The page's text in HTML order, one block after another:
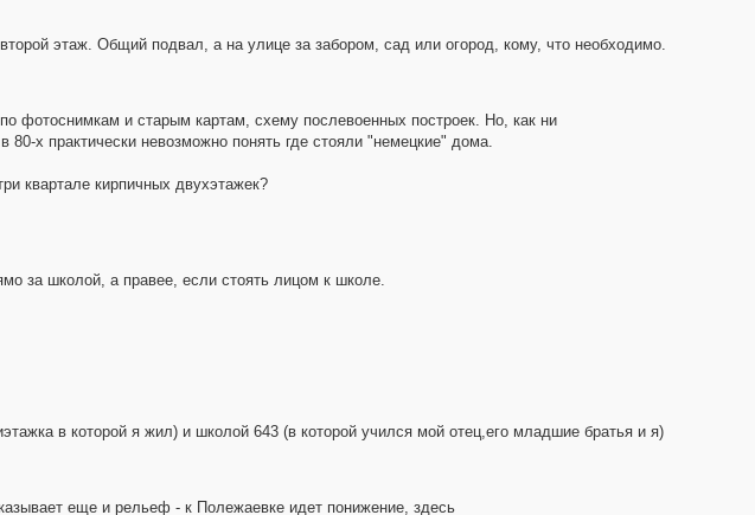
этаж. Общий подвал, а на улице за забором, сад или огород, кому, что необходимо.
фотоснимкам и старым картам, схему послевоенных построек. Но, как ни
х практически невозможно понять где стояли "немецкие" дома.
квартале кирпичных двухэтажек?
за школой, а правее, если стоять лицом к школе.
в которой я жил) и школой 643 (в которой учился мой отец,его младшие братья и я)
еще и рельеф - к Полежаевке идет понижение, здесь